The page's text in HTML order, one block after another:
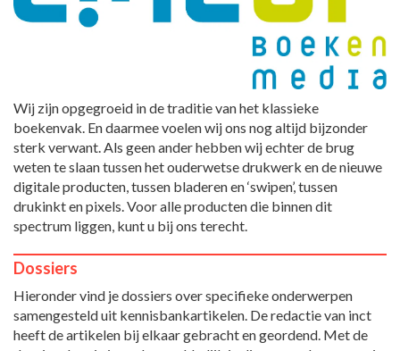
Wij zijn opgegroeid in de traditie van het klassieke
boekenvak. En daarmee voelen wij ons nog altijd bijzonder
sterk verwant. Als geen ander hebben wij echter de brug
weten te slaan tussen het ouderwetse drukwerk en de nieuwe
digitale producten, tussen bladeren en ‘swipen’, tussen
drukinkt en pixels. Voor alle producten die binnen dit
spectrum liggen, kunt u bij ons terecht.
Dossiers
Hieronder vind je dossiers over specifieke onderwerpen
samengesteld uit kennisbankartikelen. De redactie van inct
heeft de artikelen bij elkaar gebracht en geordend. Met de